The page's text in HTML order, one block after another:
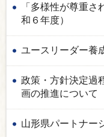
「多様性が尊重
和６年度）
ユースリーダー養
政策・方針決定過
画の推進について
山形県パートナー